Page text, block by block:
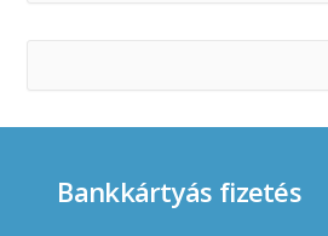
Bankkártyás fizetés